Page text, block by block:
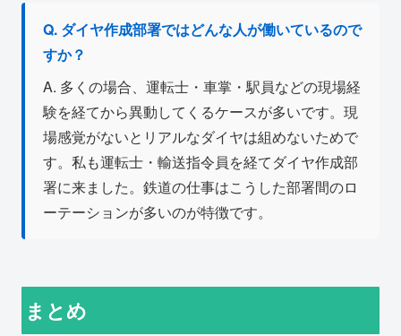
Q. ダイヤ作成部署ではどんな人が働いているので
すか？
A. 多くの場合、運転士・車掌・駅員などの現場経
験を経てから異動してくるケースが多いです。現
場感覚がないとリアルなダイヤは組めないためで
す。私も運転士・輸送指令員を経てダイヤ作成部
署に来ました。鉄道の仕事はこうした部署間のロ
ーテーションが多いのが特徴です。
まとめ